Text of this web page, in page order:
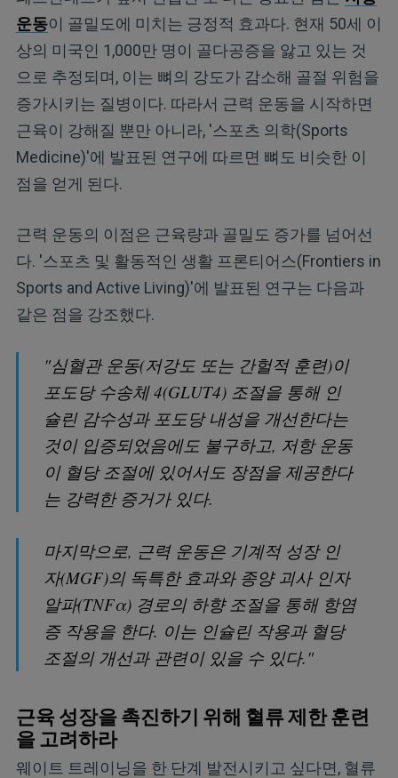
운동이 골밀도에 미치는 긍정적 효과다. 현재 50세 이
상의 미국인 1,000만 명이 골다공증을 앓고 있는 것
으로 추정되며, 이는 뼈의 강도가 감소해 골절 위험을
증가시키는 질병이다. 따라서 근력 운동을 시작하면
근육이 강해질 뿐만 아니라, '스포츠 의학(Sports
Medicine)'에 발표된 연구에 따르면 뼈도 비슷한 이
점을 얻게 된다.
근력 운동의 이점은 근육량과 골밀도 증가를 넘어선
다. '스포츠 및 활동적인 생활 프론티어스(Frontiers in
Sports and Active Living)'에 발표된 연구는 다음과
같은 점을 강조했다.
"심혈관 운동(저강도 또는 간헐적 훈련)이
포도당 수송체 4(GLUT4) 조절을 통해 인
슐린 감수성과 포도당 내성을 개선한다는
것이 입증되었음에도 불구하고, 저항 운동
이 혈당 조절에 있어서도 장점을 제공한다
는 강력한 증거가 있다.
마지막으로, 근력 운동은 기계적 성장 인
자(MGF)의 독특한 효과와 종양 괴사 인자
알파(TNFα) 경로의 하향 조절을 통해 항염
증 작용을 한다. 이는 인슐린 작용과 혈당
조절의 개선과 관련이 있을 수 있다."
근육 성장을 촉진하기 위해 혈류 제한 훈련
을 고려하라
웨이트 트레이닝을 한 단계 발전시키고 싶다면, 혈류